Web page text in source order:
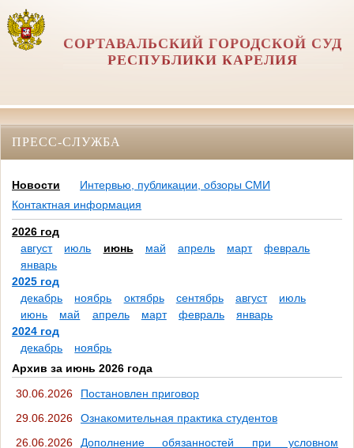
СОРТАВАЛЬСКИЙ ГОРОДСКОЙ СУД
РЕСПУБЛИКИ КАРЕЛИЯ
ПРЕСС-СЛУЖБА
Новости
Интервью, публикации, обзоры СМИ
Контактная информация
2026 год
август
июль июнь май апрель март
февраль
январь
2025 год
декабрь
ноябрь октябрь сентябрь август
июль
июнь
май апрель март февраль
январь
2024 год
декабрь
ноябрь
Архив за июнь 2026 года
30.06.2026
Постановлен приговор
29.06.2026
Ознакомительная практика студентов
26.06.2026
Дополнение обязанностей при условном